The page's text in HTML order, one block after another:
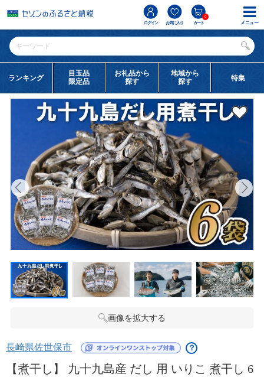
ログイン お気に入り カート
0
ランキング
目玉品
限定品
お礼品から
探す
地域から
探す
特集
画像を拡大する
長崎県佐世保市 ？
【煮干し】 九十九島産 だし 用 いりこ 煮干し 6
メニュー